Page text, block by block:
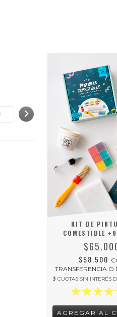
KIT DE
COMESTIBLE +9
$58.500
TRANSFERENCIA O
3 CUOTAS SIN INTERÉS